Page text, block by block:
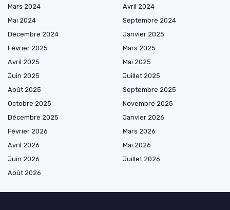
Mars 2024
Avril 2024
Mai 2024
Septembre 2024
Décembre 2024
Janvier 2025
Février 2025
Mars 2025
Avril 2025
Mai 2025
Juin 2025
Juillet 2025
Août 2025
Septembre 2025
Octobre 2025
Novembre 2025
Décembre 2025
Janvier 2026
Février 2026
Mars 2026
Avril 2026
Mai 2026
Juin 2026
Juillet 2026
Août 2026